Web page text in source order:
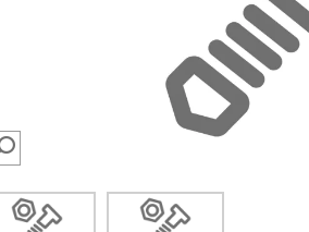
SEARCH